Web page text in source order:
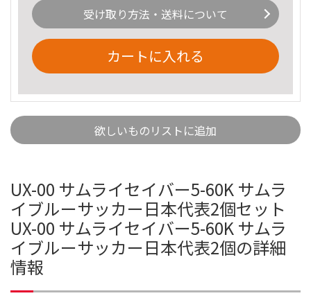
受け取り方法・送料について
カートに入れる
欲しいものリストに追加
UX-00 サムライセイバー5-60K サムラ
イブルーサッカー日本代表2個セット
UX-00 サムライセイバー5-60K サムラ
イブルーサッカー日本代表2個の詳細
情報